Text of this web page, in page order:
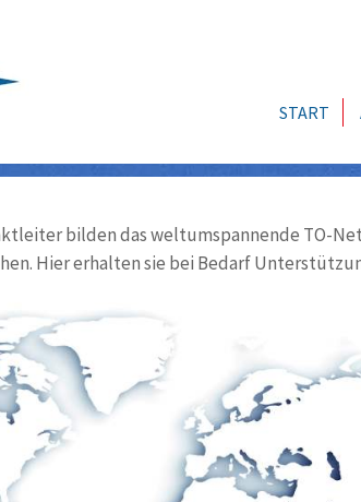
START
bilden das weltumspannende TO-
Hier erhalten sie bei Bedarf